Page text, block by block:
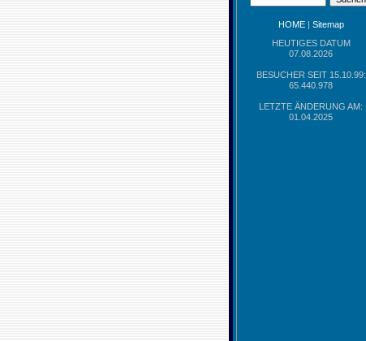
HOME| Sitemap
HEUTIGES DATUM
07.08.2026
BESUCHER SEIT 15.10.99:
65.440.978
LETZTE ÄNDERUNG AM:
01.04.2025